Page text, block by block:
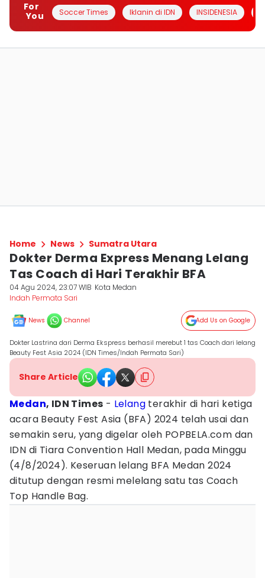
For
You
Soccer Times Iklanin di IDN INSIDENESIA
Home News Sumatra Utara
Dokter Derma Express Menang Lelang
Tas Coach di Hari Terakhir BFA
04 Agu 2024, 23:07 WIB Kota Medan
Indah Permata Sari
News Channel Add Us on Google
Dokter Lastrina dari Derma Ekspress berhasil merebut 1 tas Coach dari lelang
Beauty Fest Asia 2024 (IDN Times/Indah Permata Sari)
Share Article
Medan, IDN Times - Lelang terakhir di hari ketiga
acara Beauty Fest Asia (BFA) 2024 telah usai dan
semakin seru, yang digelar oleh POPBELA.com dan
IDN di Tiara Convention Hall Medan, pada Minggu
(4/8/2024). Keseruan lelang BFA Medan 2024
ditutup dengan resmi melelang satu tas Coach
Top Handle Bag.